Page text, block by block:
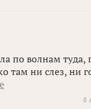
по волнам туда,
там ни слез, ни
8